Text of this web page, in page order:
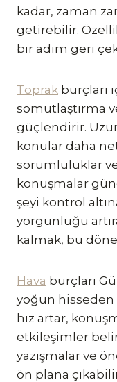
kadar, zaman
getirebilir.
bir adım geri
Toprak burçları
somutlaştırma
güçlendirir.
konular daha
sorumluluklar
konuşmalar
şeyi kontrol
yorgunluğu
kalmak, bu
Hava burçları
yoğun
hız artar,
etkileşimler
yazışmalar ve
ön plana